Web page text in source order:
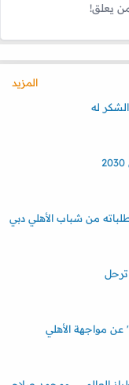
يعلق!
المزيد
له
من شباب الأهلي دبي
ترحل
عن مواجهة الأهلي